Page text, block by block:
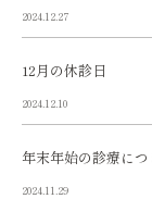
2024.12.27
12月の休診日
2024.12.10
年末年始の診療につ
2024.11.29